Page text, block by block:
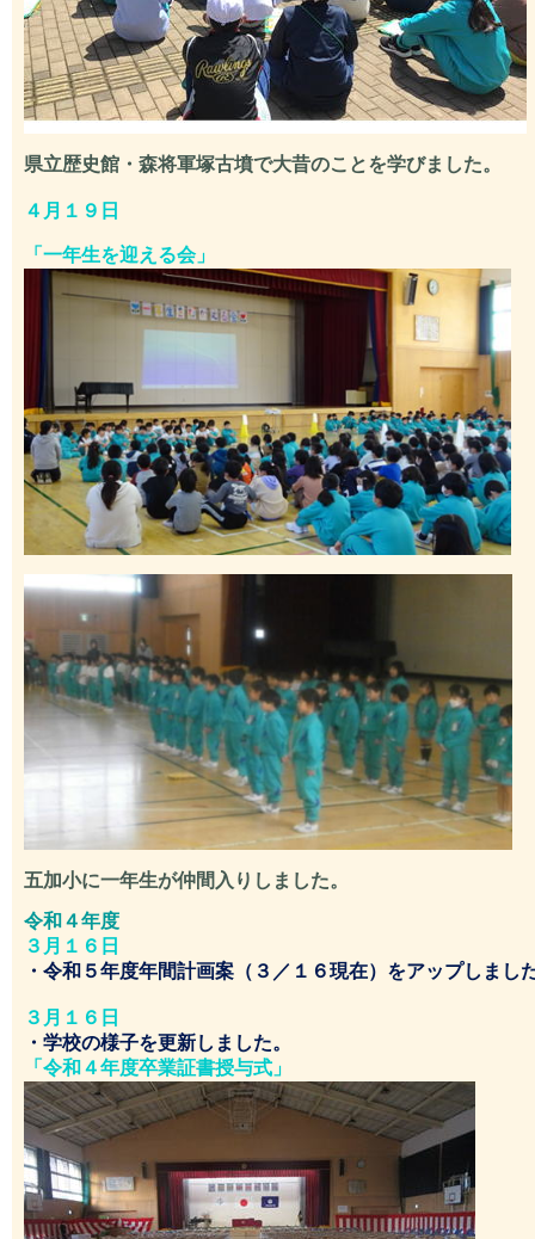
県立歴史館・森将軍塚古墳で大昔のことを学びました。
４月１９日
「 一年生を迎える会」
五加小に一年生が仲間入りしました。
令和４年度
３月１６日
・令和５年度年間計画案（３／１６現在）をアップしまし
３月１６日
・学校の様子を更新しました。
「 令和４年度卒業証書授与式」